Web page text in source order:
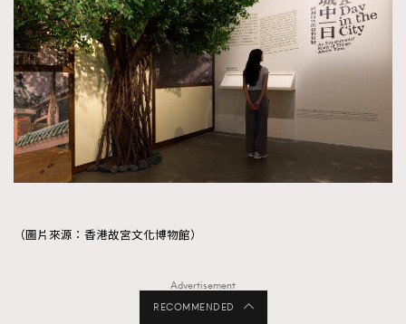
（圖片來源：香港故宮文化博物館）
Advertisement
RECOMMENDED